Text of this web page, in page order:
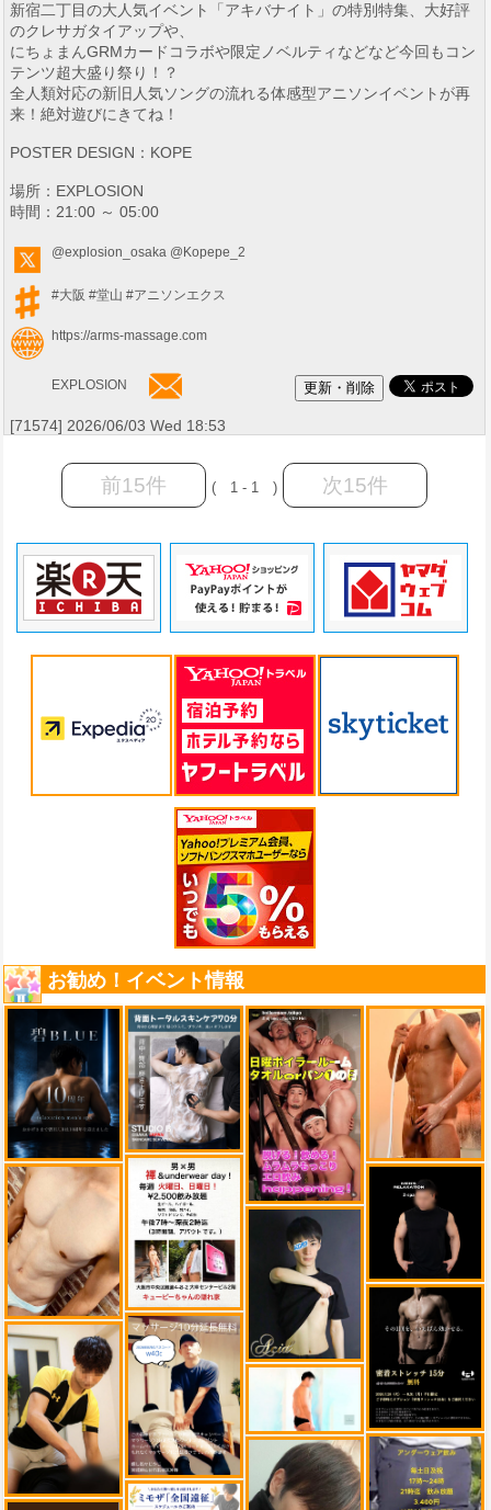
新宿二丁目の大人気イベント「アキバナイト」の特別特集、大好評
のクレサガタイアップや、
にちょまんGRMカードコラボや限定ノベルティなどなど今回もコン
テンツ超大盛り祭り！？
全人類対応の新旧人気ソングの流れる体感型アニソンイベントが再
来！絶対遊びにきてね！
POSTER DESIGN：KOPE
場所：EXPLOSION
時間：21:00 ～ 05:00
@explosion_osaka @Kopepe_2
#大阪 #堂山 #アニソンエクス
https://arms-massage.com
EXPLOSION
[71574] 2026/06/03 Wed 18:53
前15件 ( 1 - 1 ) 次15件
お勧め！イベント情報